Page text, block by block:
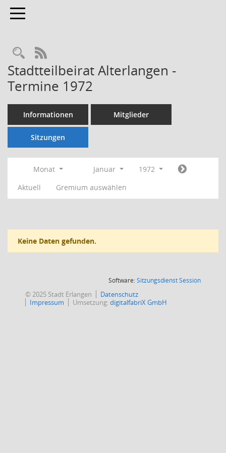
Toggle navigation
Rechercheauswahl
RSS-Feed
Stadtteilbeirat Alterlangen -
Termine 1972
Informationen Mitglieder
Sitzungen
Monat Januar
1972
Aktuell
Gremium auswählen
Keine Daten gefunden.
Software:SitzungsdienstSession(Wird in
© 2025 Stadt Erlangen
Datenschutz
Impressum
Umsetzung:digitalfabriX GmbH